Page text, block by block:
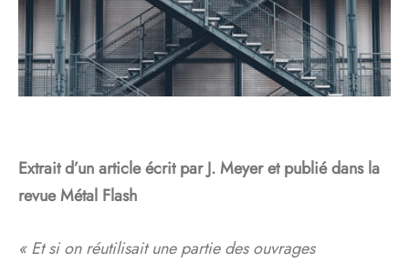
Extrait d’un article écrit par J. Meyer et publié dans la
revue Métal Flash
« Et si on réutilisait une partie des ouvrages